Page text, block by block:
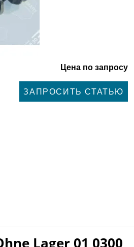
Цена по запросу
ЗАПРОСИТЬ СТАТЬЮ
Lager 01 0300